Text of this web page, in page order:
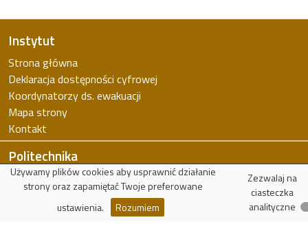
Instytut
Strona główna
Deklaracja dostępności cyfrowej
Koordynatorzy ds. ewakuacji
Mapa strony
Kontakt
Politechnika
Politechnika Łódzka
Wydział FTiMS
Używamy plików cookies aby usprawnić działanie
strony oraz zapamiętać Twoje preferowane
ustawienia.
Rozumiem
Zezwalaj na
ciasteczka
analityczne